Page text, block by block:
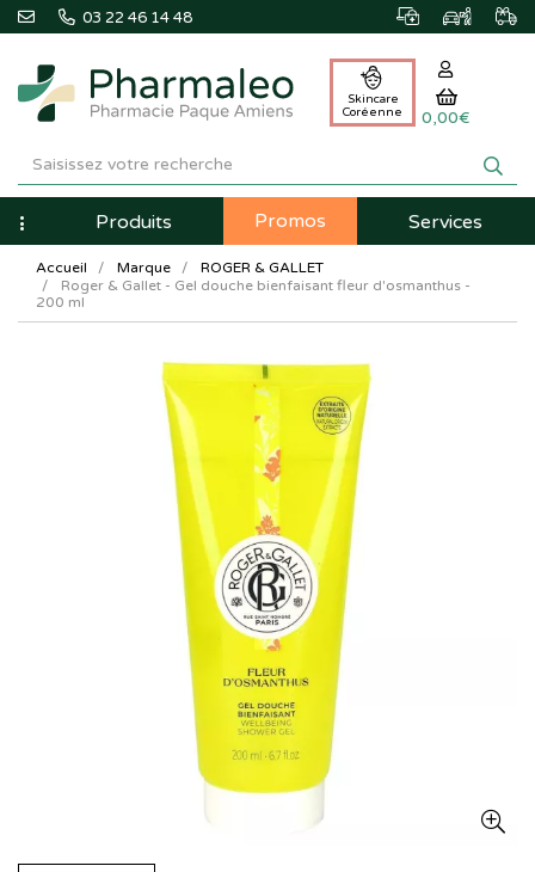
03 22 46 14 48
Pharmaleo
Pharmacie
Paque
Amiens
Skincare
Coréenne
0,00€
NavigationProduits Promos Services
Accueil Marque
ROGER & GALLET
Roger & Gallet - Gel douche bienfaisant fleur d'osmanthus -
200 ml